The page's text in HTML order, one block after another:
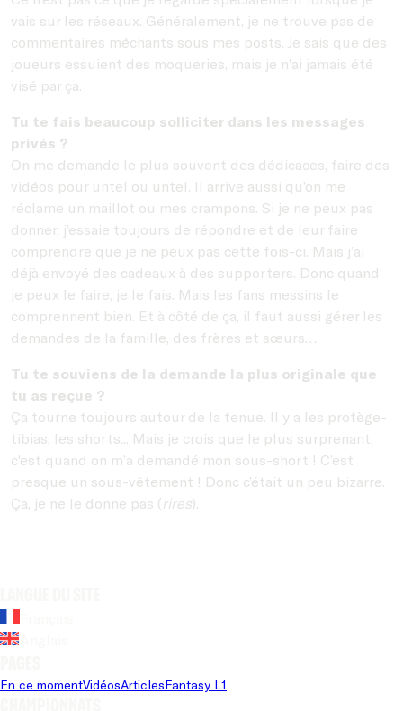
vais sur les réseaux. Généralement, je ne trouve pas de
commentaires méchants sous mes posts. Je sais que des
joueurs essuient des moqueries, mais je n’ai jamais été
visé par ça.
Tu te fais beaucoup solliciter dans les messages
privés ?
On me demande le plus souvent des dédicaces, faire des
vidéos pour untel ou untel. Il arrive aussi qu’on me
réclame un maillot ou mes crampons. Si je ne peux pas
donner, j’essaie toujours de répondre et de leur faire
comprendre que je ne peux pas cette fois-ci. Mais j’ai
déjà envoyé des cadeaux à des supporters. Donc quand
je peux le faire, je le fais. Mais les fans messins le
comprennent bien. Et à côté de ça, il faut aussi gérer les
demandes de la famille, des frères et sœurs…
Tu te souviens de la demande la plus originale que
tu as reçue ?
Ça tourne toujours autour de la tenue. Il y a les protège-
tibias, les shorts... Mais je crois que le plus surprenant,
c'est quand on m’a demandé mon sous-short ! C’est
presque un sous-vêtement ! Donc c’était un peu bizarre.
Ça, je ne le donne pas (rires).
En ce momentVidéosArticlesFantasy L1